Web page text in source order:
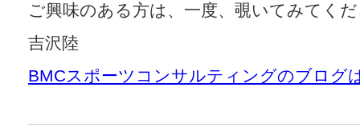
ご興味のある方は、一度、覗いてみてく
吉沢陸
BMCスポーツコンサルティングのブログ